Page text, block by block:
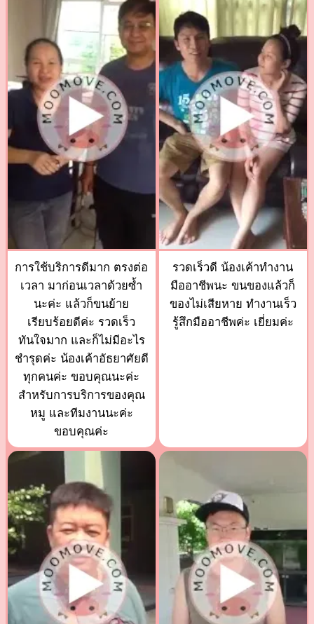
การใช้บริการดีมาก ตรงต่อ
เวลา มาก่อนเวลาด้วยซ้ำ
นะค่ะ แล้วก็ขนย้าย
เรียบร้อยดีค่ะ รวดเร็ว
ทันใจมาก และก็ไม่มีอะไร
ชำรุดค่ะ น้องเค้าอัธยาศัยดี
ทุกคนค่ะ ขอบคุณนะค่ะ
สำหรับการบริการของคุณ
หมู และทีมงานนะค่ะ
ขอบคุณค่ะ
รวดเร็วดี น้องเค้าทำงาน
มืออาชีพนะ ขนของแล้วก็
ของไม่เสียหาย ทำงานเร็ว
รู้สึกมืออาชีพค่ะ เยี่ยมค่ะ